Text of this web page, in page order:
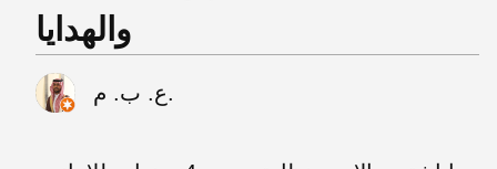
والهدايا
ع. ب. م.